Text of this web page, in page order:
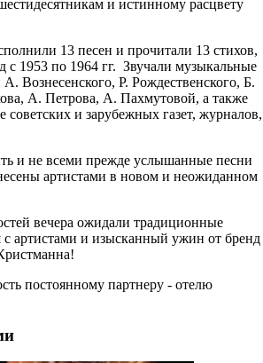
и истинному расцвету
13 песен и прочитали 13 стихов,
1953 по 1964 гг. Звучали музыкальные
Вознесенского, Р. Рождественского, Б.
А. Петрова, А. Пахмутовой, а также
советских и зарубежных газет, журналов,
и не всеми прежде услышанные песни
артистами в новом и неожиданном
вечера ожидали традиционные
с артистами и изысканный ужин от бренд
постоянному партнеру - отелю